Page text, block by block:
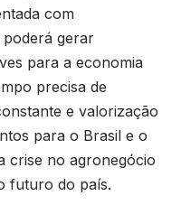
com
poderá gerar
para a economia
precisa de
e valorização
para o Brasil e o
crise no agronegócio
futuro do país.